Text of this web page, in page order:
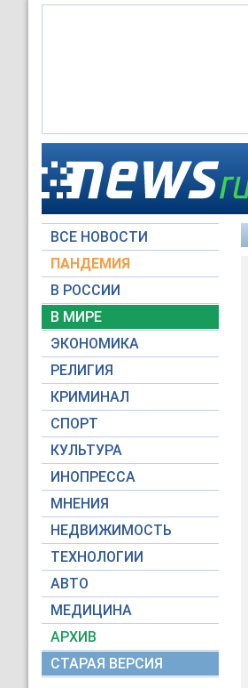
ВСЕ НОВОСТИ
ПАНДЕМИЯ
В РОССИИ
В МИРЕ
ЭКОНОМИКА
РЕЛИГИЯ
КРИМИНАЛ
СПОРТ
КУЛЬТУРА
ИНОПРЕССА
МНЕНИЯ
НЕДВИЖИМОСТЬ
ТЕХНОЛОГИИ
АВТО
МЕДИЦИНА
АРХИВ
СТАРАЯ ВЕРСИЯ